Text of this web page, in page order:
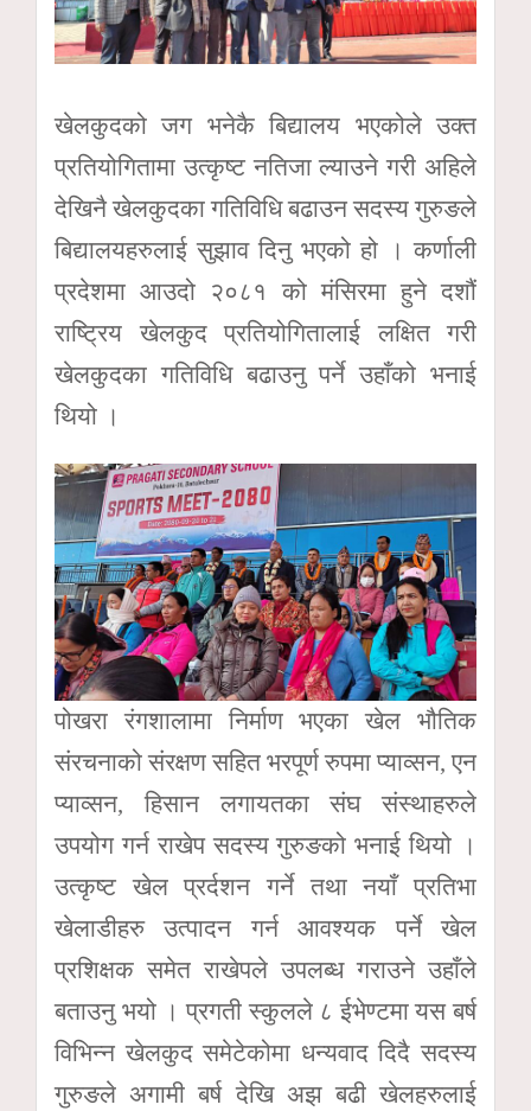
खेलकुदको जग भनेकै बिद्यालय भएकोले उक्त
प्रतियोगितामा उत्कृष्ट नतिजा ल्याउने गरी अहिले
देखिनै खेलकुदका गतिविधि बढाउन सदस्य गुरुङले
बिद्यालयहरुलाई सुझाव दिनु भएको हो । कर्णाली
प्रदेशमा आउदो २०८१ को मंसिरमा हुने दशौं
राष्ट्रिय खेलकुद प्रतियोगितालाई लक्षित गरी
खेलकुदका गतिविधि बढाउनु पर्ने उहाँको भनाई
थियो ।
पोखरा रंगशालामा निर्माण भएका खेल भौतिक
संरचनाको संरक्षण सहित भरपूर्ण रुपमा प्याव्सन, एन
प्याव्सन, हिसान लगायतका संघ संस्थाहरुले
उपयोग गर्न राखेप सदस्य गुरुङको भनाई थियो ।
उत्कृष्ट खेल प्रर्दशन गर्ने तथा नयाँ प्रतिभा
खेलाडीहरु उत्पादन गर्न आवश्यक पर्ने खेल
प्रशिक्षक समेत राखेपले उपलब्ध गराउने उहाँले
बताउनु भयो । प्रगती स्कुलले ८ ईभेण्टमा यस बर्ष
विभिन्न खेलकुद समेटेकोमा धन्यवाद दिदै सदस्य
गुरुङले अगामी बर्ष देखि अझ बढी खेलहरुलाई